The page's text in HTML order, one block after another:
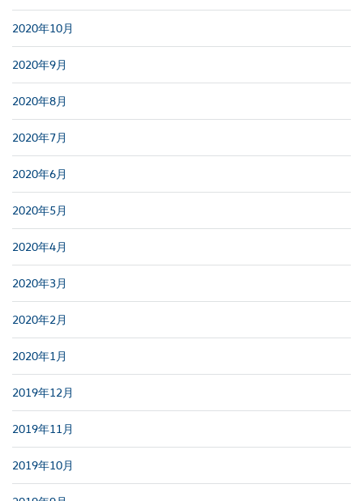
2020年10月
2020年9月
2020年8月
2020年7月
2020年6月
2020年5月
2020年4月
2020年3月
2020年2月
2020年1月
2019年12月
2019年11月
2019年10月